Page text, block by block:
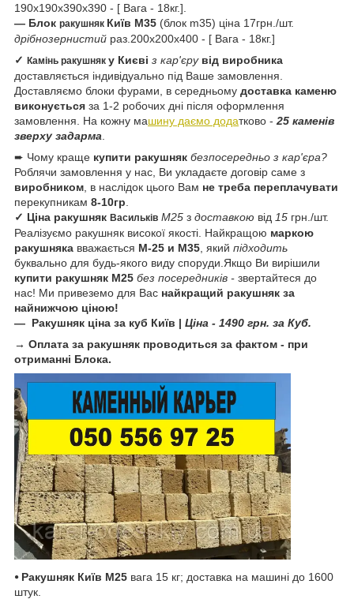
190х190х390х390 - [ Вага - 18кг.].
— Блок ракушняк Київ М35 (блок m35) ціна 17грн./шт.
дрібнозернистий раз.200х200х400 - [ Вага - 18кг.]
✓ Камінь ракушняк у Києві з кар'єрувід виробника
доставляється індивідуально під Ваше замовлення.
Доставляємо блоки фурами, в середньому доставка каменю
виконується за 1-2 робочих дні після оформлення
замовлення. На кожну машину даємо додатково - 25 каменів
зверху задарма
➨ Чому краще купити ракушняк безпосередньо з кар'єра?
Роблячи замовлення у нас, Ви укладаєте договір саме з
виробником , в наслідок цього Вам не треба переплачувати
перекупникам 8-10гр
✓ Ціна ракушняк Васильків М25 з доставкою від 15 грн./шт.
Реалізуємо ракушняк високої якості. Найкращою маркою
ракушняка вважається М-25 и М35 , який підходить
буквально для будь-якого виду споруди.Якщо Ви вирішили
купити ракушняк М25 без посередників - звертайтеся до
нас! Ми привеземо для Вас найкращий ракушняк за
найнижчою ціною!
— Ракушняк ціна за куб Київ | Ціна - 1490 грн. за Куб.
→ Оплата за ракушняк проводиться за фактом - при
отриманні Блока.
⦁ Ракушняк Київ М25 вага 15 кг; доставка на машині до 1600
штук.